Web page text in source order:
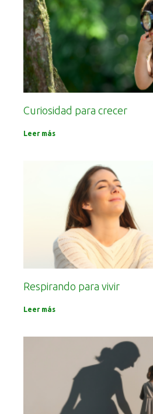
Curiosidad para crecer
Leer más
Respirando para vivir
Leer más